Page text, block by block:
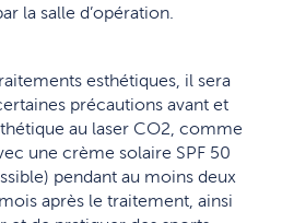
la salle d’opération.
esthétiques, il sera
précautions avant et
au laser CO2, comme
une crème solaire SPF 50
pendant au moins deux
après le traitement, ainsi